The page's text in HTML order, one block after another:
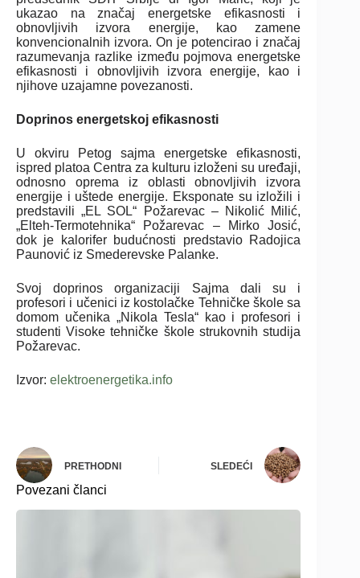
ukazao na značaj energetske efikasnosti i
obnovljivih izvora energije, kao zamene
konvencionalnih izvora. On je potencirao i značaj
razumevanja razlike između pojmova energetske
efikasnosti i obnovljivih izvora energije, kao i
njihove uzajamne povezanosti.
Doprinos energetskoj efikasnosti
U okviru Petog sajma energetske efikasnosti,
ispred platoa Centra za kulturu izloženi su uređaji,
odnosno oprema iz oblasti obnovljivih izvora
energije i uštede energije. Eksponate su izložili i
predstavili „EL SOL“ Požarevac – Nikolić Milić,
„Elteh-Termotehnika“ Požarevac – Mirko Josić,
dok je kalorifer budućnosti predstavio Radojica
Paunović iz Smederevske Palanke.
Svoj doprinos organizaciji Sajma dali su i
profesori i učenici iz kostolačke Tehničke škole sa
domom učenika „Nikola Tesla“ kao i profesori i
studenti Visoke tehničke škole strukovnih studija
Požarevac.
Izvor: elektroenergetika.info
PRETHODNI SLEDEĆI
Povezani članci